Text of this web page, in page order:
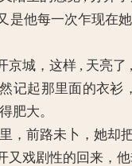
他每一次乍现在她
，这样 , 天亮了 ,
起那里面的衣衫
肥大。
前路未卜，她却把
戏剧性的回来，他